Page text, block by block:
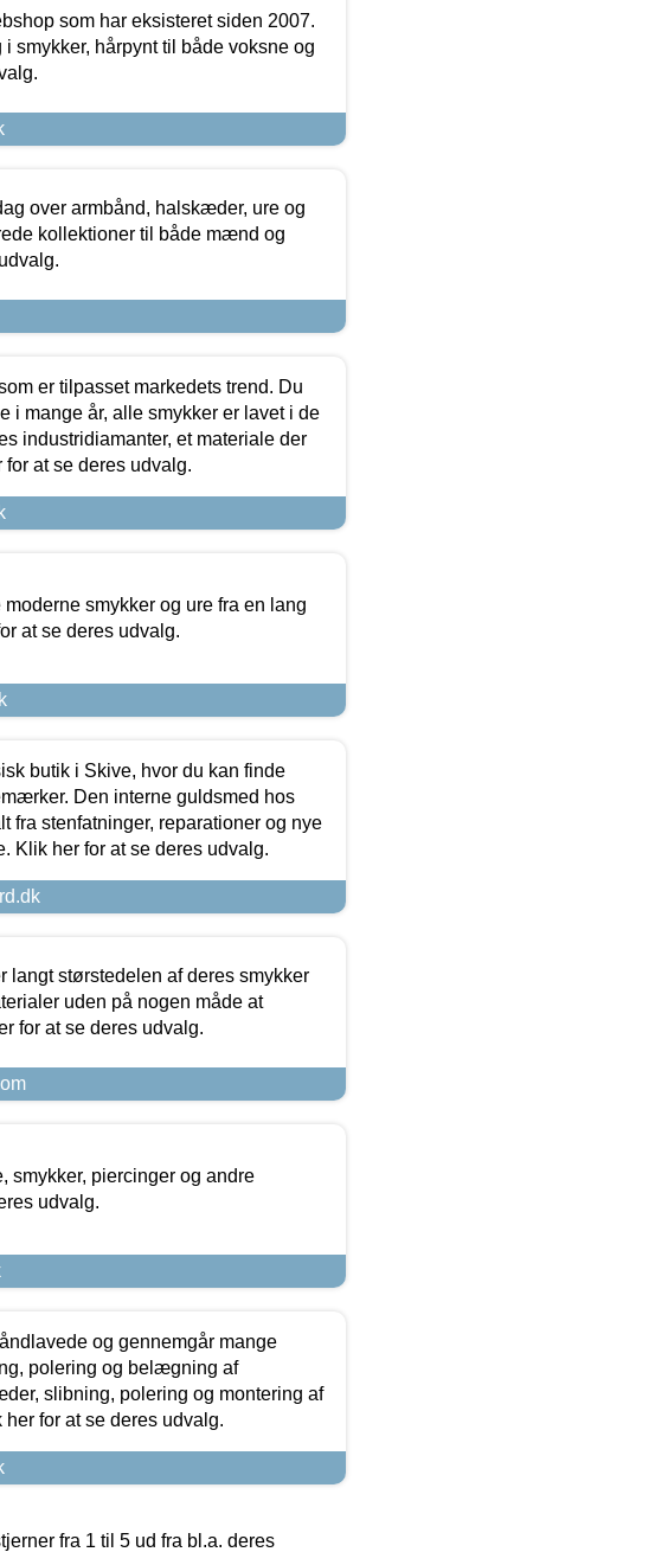
som har eksisteret siden 2007.
smykker, hårpynt til både voksne og
over armbånd, halskæder, ure og
kollektioner til både mænd og
er tilpasset markedets trend. Du
i mange år, alle smykker er lavet i de
industridiamanter, et materiale der
at se deres udvalg.
smykker og ure fra en lang
at se deres udvalg.
butik i Skive, hvor du kan finde
Den interne guldsmed hos
fra stenfatninger, reparationer og nye
Klik her for at se deres udvalg.
langt størstedelen af deres smykker
uden på nogen måde at
for at se deres udvalg.
smykker, piercinger og andre
udvalg.
og gennemgår mange
polering og belægning af
slibning, polering og montering af
for at se deres udvalg.
fra 1 til 5 ud fra bl.a. deres